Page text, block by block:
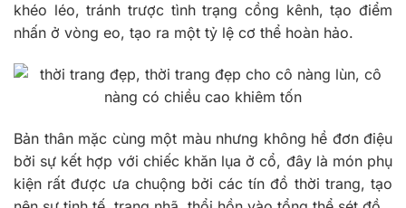
khéo léo, tránh trược tình trạng cồng kênh, tạo điểm
nhấn ở vòng eo, tạo ra một tỷ lệ cơ thể hoàn hảo.
Bản thân mặc cùng một màu nhưng không hề đơn điệu
bởi sự kết hợp với chiếc khăn lụa ở cổ, đây là món phụ
kiện rất được ưa chuộng bởi các tín đồ thời trang, tạo